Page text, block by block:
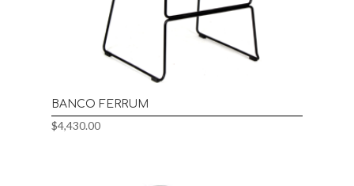
BANCO FERRUM
$4,430.00